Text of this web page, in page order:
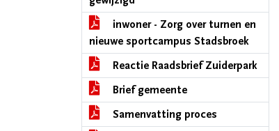
inwoner - Zorg over turnen en
nieuwe sportcampus Stadsbroek
Reactie Raadsbrief Zuiderpark
Brief gemeente
Samenvatting proces